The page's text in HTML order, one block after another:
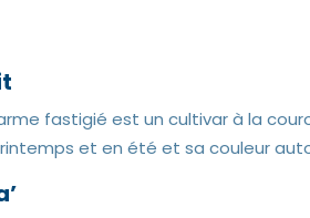
fastigié est un cultivar à la
et en été et sa couleur